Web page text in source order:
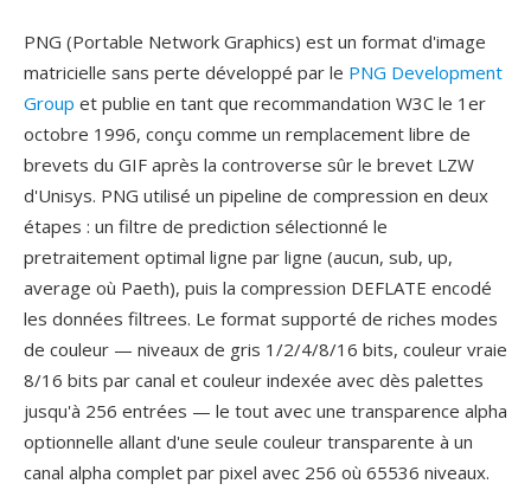
PNG (Portable Network Graphics) est un format d'image
matricielle sans perte développé par le PNG Development
Group et publie en tant que recommandation W3C le 1er
octobre 1996, conçu comme un remplacement libre de
brevets du GIF après la controverse sûr le brevet LZW
d'Unisys. PNG utilisé un pipeline de compression en deux
étapes : un filtre de prediction sélectionné le
pretraitement optimal ligne par ligne (aucun, sub, up,
average où Paeth), puis la compression DEFLATE encodé
les données filtrees. Le format supporté de riches modes
de couleur — niveaux de gris 1/2/4/8/16 bits, couleur vraie
8/16 bits par canal et couleur indexée avec dès palettes
jusqu'à 256 entrées — le tout avec une transparence alpha
optionnelle allant d'une seule couleur transparente à un
canal alpha complet par pixel avec 256 où 65536 niveaux.